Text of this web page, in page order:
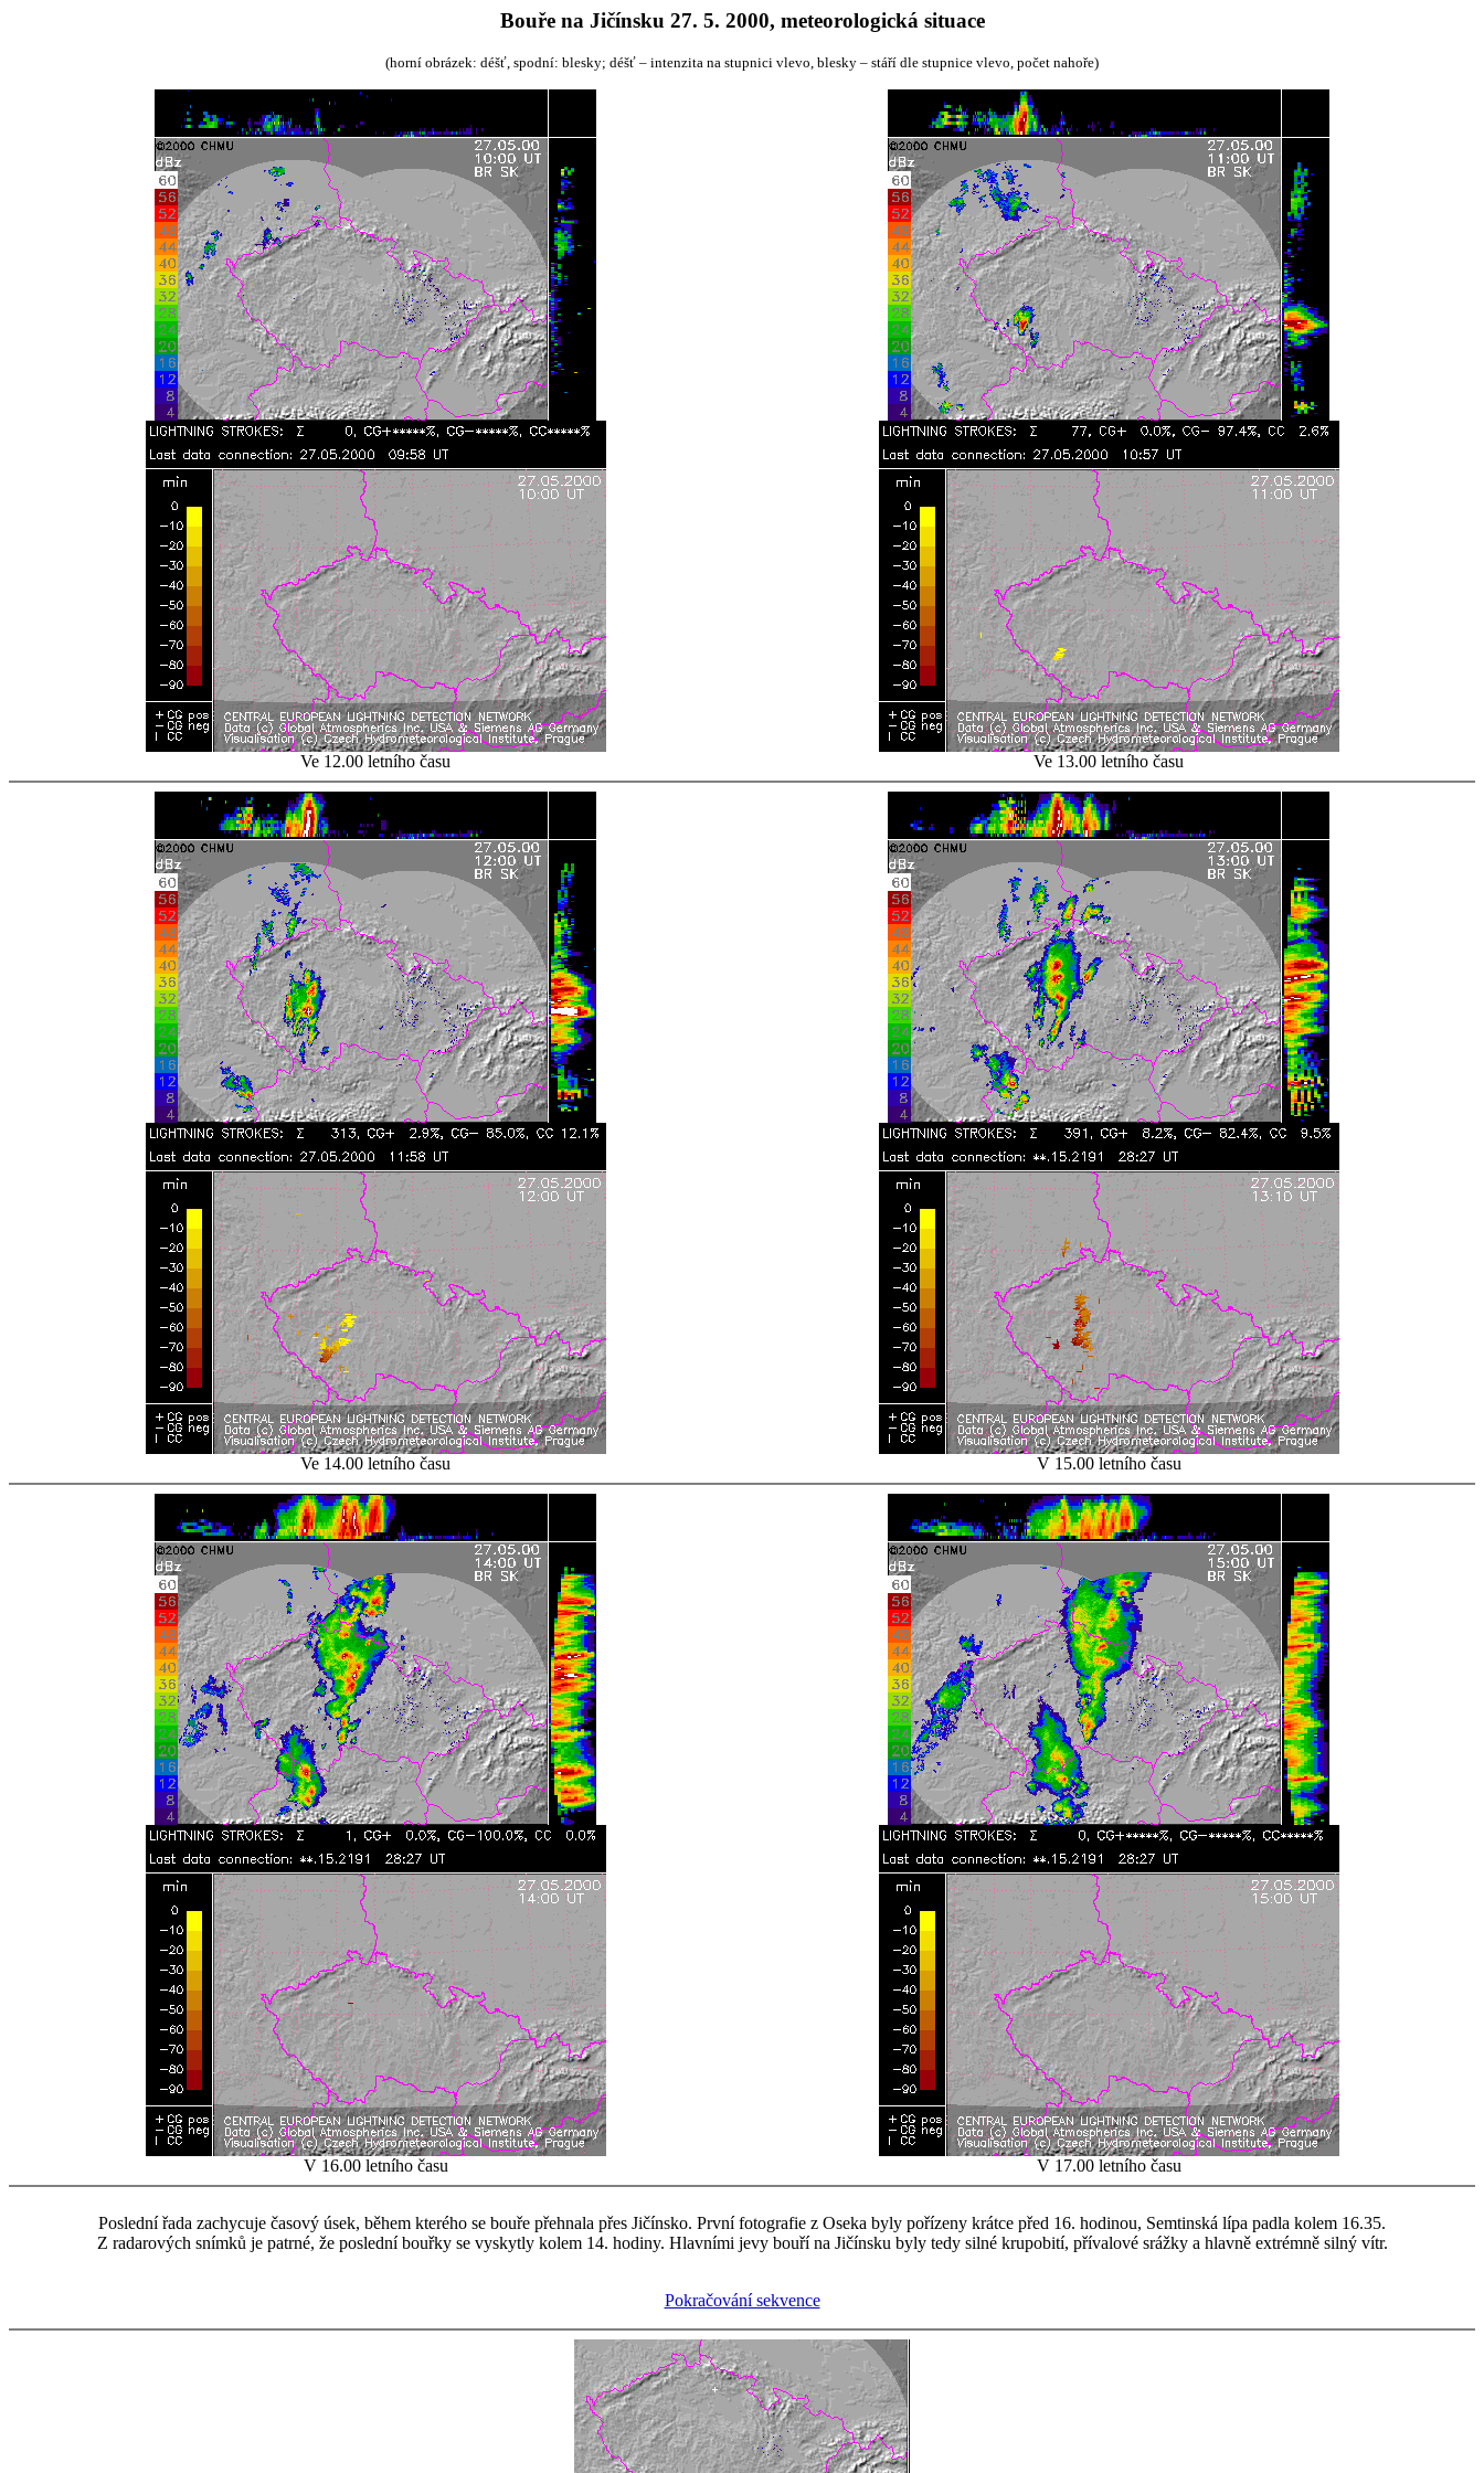
Bouře na Jičínsku 27. 5. 2000, meteorologická situace
(horní obrázek: déšť, spodní: blesky; déšť – intenzita na stupnici vlevo, blesky – stáří dle stupnice vlevo, počet nahoře)
Ve 12.00 letního času Ve 13.00 letního času
Ve 14.00 letního času V 15.00 letního času
V 16.00 letního času V 17.00 letního času
Poslední řada zachycuje časový úsek, během kterého se bouře přehnala přes Jičínsko. První fotografie z Oseka byly pořízeny krátce před 16. hodinou, Semtinská lípa padla kolem 16.35.
Z radarových snímků je patrné, že poslední bouřky se vyskytly kolem 14. hodiny. Hlavními jevy bouří na Jičínsku byly tedy silné krupobití, přívalové srážky a hlavně extrémně silný vítr.
Pokračování sekvence